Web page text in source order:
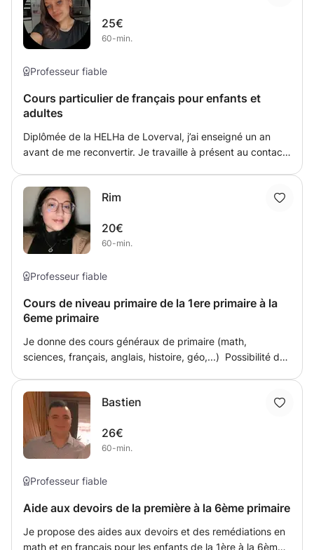
française.
25€
60-min.
Professeur fiable
Cours particulier de français pour enfants et
adultes
Diplômée de la HELHa de Loverval, j’ai enseigné un an
avant de me reconvertir. Je travaille à présent au contact
afin d’aider les plus jeunes ou les adultes. N’hésitez pas à
me contacter.
Rim
20€
60-min.
Professeur fiable
Cours de niveau primaire de la 1ere primaire à la
6eme primaire
Je donne des cours généraux de primaire (math,
sciences, français, anglais, histoire, géo,...) Possibilité de
que les contrôles en cours d’année
Bastien
26€
60-min.
Professeur fiable
Aide aux devoirs de la première à la 6ème primaire
Je propose des aides aux devoirs et des remédiations en
math et en français pour les enfants de la 1ère à la 6ème